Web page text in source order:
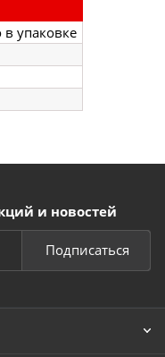
в упаковке
и новостей
Подписаться